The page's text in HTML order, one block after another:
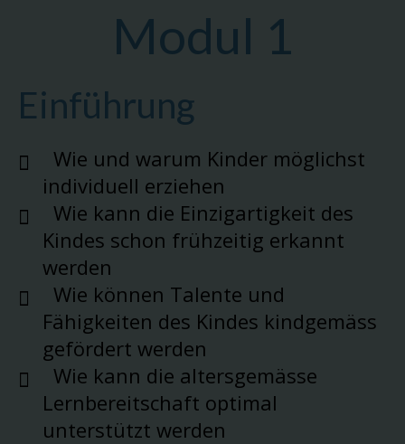
Modul 1
Einführung
Wie und warum Kinder möglichst
individuell erziehen
Wie kann die Einzigartigkeit des
Kindes schon frühzeitig erkannt
werden
Wie können Talente und
Fähigkeiten des Kindes kindgemäss
gefördert werden
Wie kann die altersgemässe
Lernbereitschaft optimal
unterstützt werden